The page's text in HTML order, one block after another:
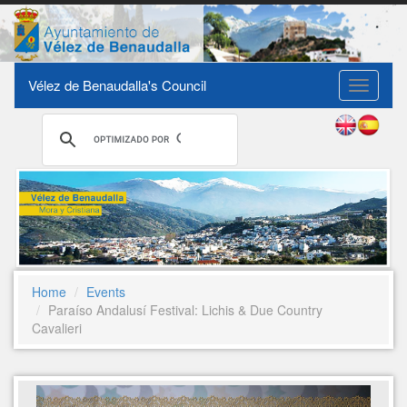
Toggle
Vélez de Benaudalla's Council
Home
Events
Paraíso Andalusí Festival: Lichis & Due Country
Cavalieri